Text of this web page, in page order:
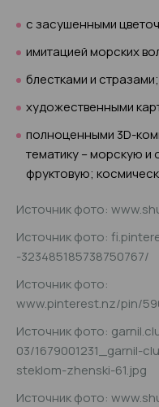
с засушенными
имитацией морских
блестками и стразами;
художественными
полноценными 3D-
тематику – морскую и
фруктовую;
Источник фото:
Источник фото:
-323485185738750767/
Источник фото:
www.pinterest.nz/pin/
Источник фото:
03/1679001231_garnil-
steklom-zhenski-61.jpg
Источник фото: